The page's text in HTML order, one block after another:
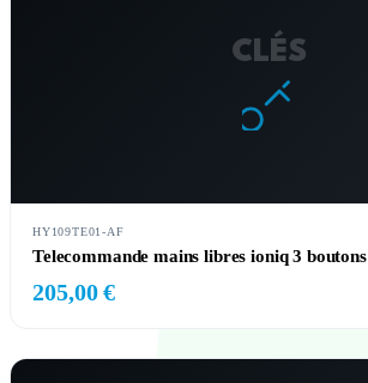
CLÉS
HY109TE01-AF
Telecommande mains libres ioniq 3 boutons
205,00 €